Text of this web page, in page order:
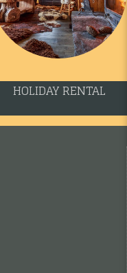
HOLIDAY RENTAL